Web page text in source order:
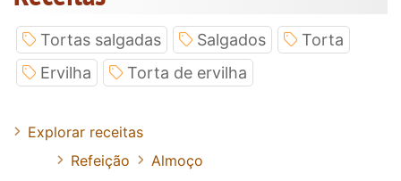
Tortas salgadas Salgados
Torta
Ervilha
Torta de ervilha
Explorar receitas
Refeição
Almoço